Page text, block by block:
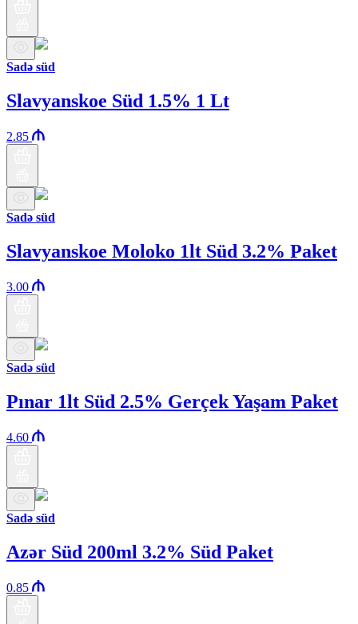
Sadə süd
Slavyanskoe Süd 1.5% 1 Lt
2.85
Sadə süd
Slavyanskoe Moloko 1lt Süd 3.2% Paket
3.00
Sadə süd
Pınar 1lt Süd 2.5% Gerçek Yaşam Paket
4.60
Sadə süd
Azər Süd 200ml 3.2% Süd Paket
0.85